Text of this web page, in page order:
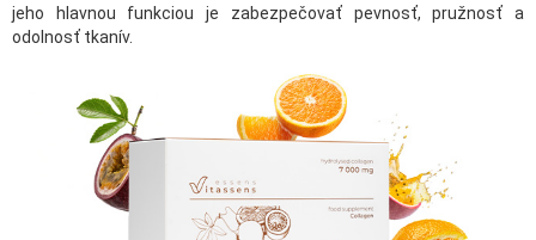
jeho hlavnou funkciou je zabezpečovať pevnosť, pružnosť a
odolnosť tkanív.